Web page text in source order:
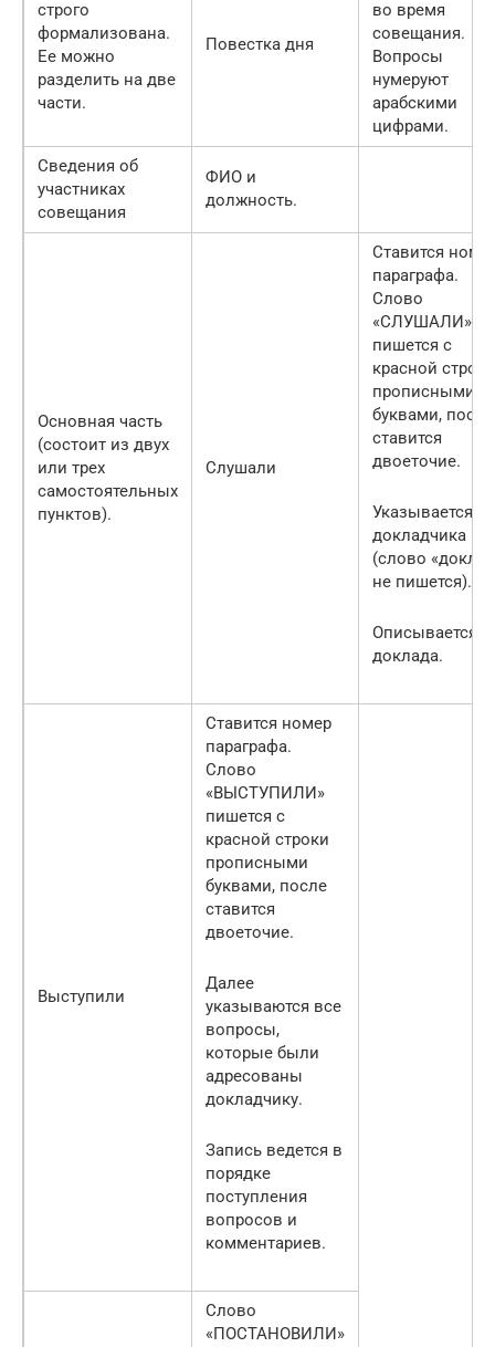
строго
формализована.
Ее можно
разделить на две
части.
Повестка дня
во время
совещания.
Вопросы
нумеруют
арабскими
цифрами.
Сведения об
участниках
совещания
ФИО и
должность.
Основная часть
(состоит из двух
или трех
самостоятельных
пунктов).
Слушали
Ставится
параграфа.
Слово
«СЛУШАЛИ»
пишется с
красной строки
прописными
буквами, после
ставится
двоеточие.
Указывается
докладчика
(слово
не пишется).
Описывается
доклада.
Выступили
Ставится номер
параграфа.
Слово
«ВЫСТУПИЛИ»
пишется с
красной строки
прописными
буквами, после
ставится
двоеточие.
Далее
указываются все
вопросы,
которые были
адресованы
докладчику.
Запись ведется в
порядке
поступления
вопросов и
комментариев.
Слово
«ПОСТАНОВИЛИ»